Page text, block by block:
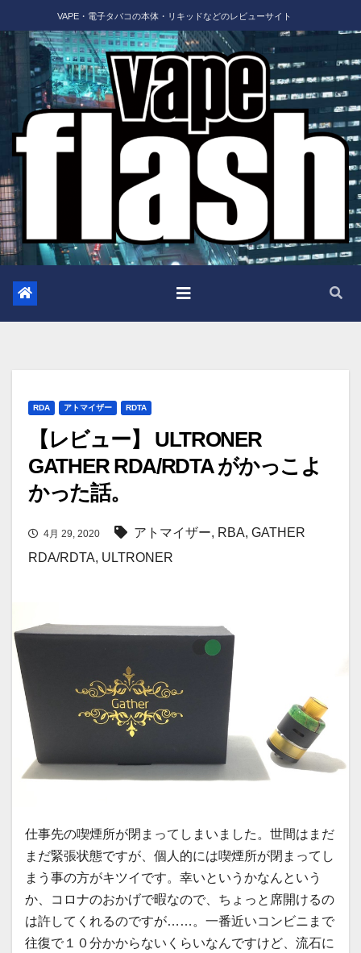
to
content
VAPE・電子タバコの本体・リキッドなどのレビューサイト
RDA アトマイザー RDTA
【レビュー】 ULTRONER
GATHER RDA/RDTA がかっこよ
かった話。
4月 29, 2020 アトマイザー, RBA, GATHER
RDA/RDTA, ULTRONER
仕事先の喫煙所が閉まってしまいました。世間はまだ
まだ緊張状態ですが、個人的には喫煙所が閉まってし
まう事の方がキツイです。幸いというかなんという
か、コロナのおかげで暇なので、ちょっと席開けるの
は許してくれるのですが……。一番近いコンビニまで
往復で１０分かからないくらいなんですけど、流石に